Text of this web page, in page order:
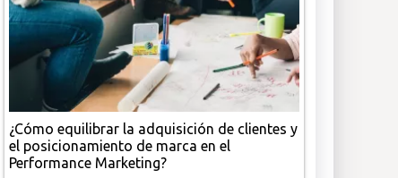
¿Cómo equilibrar la adquisición de clientes y
el posicionamiento de marca en el
Performance Marketing?